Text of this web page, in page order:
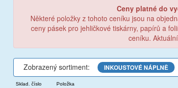
Ceny platné do
Některé položky z tohoto ceníku jsou na
ceny pásek pro jehličkové tiskárny, papírů a
ceníku.
Zobrazený sortiment: INKOUSTOVÉ NÁPLNĚ
Sklad. číslo Položka